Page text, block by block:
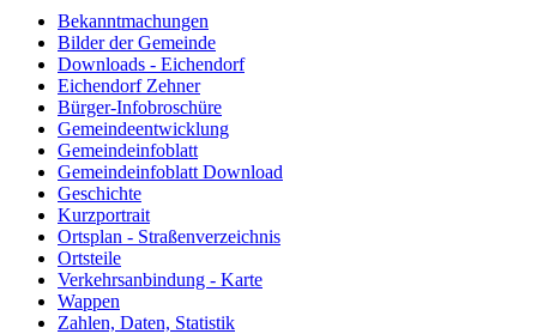
Bekanntmachungen
Bilder der Gemeinde
Downloads - Eichendorf
Eichendorf Zehner
Bürger-Infobroschüre
Gemeindeentwicklung
Gemeindeinfoblatt
Gemeindeinfoblatt Download
Geschichte
Kurzportrait
Ortsplan - Straßenverzeichnis
Ortsteile
Verkehrsanbindung - Karte
Wappen
Zahlen, Daten, Statistik